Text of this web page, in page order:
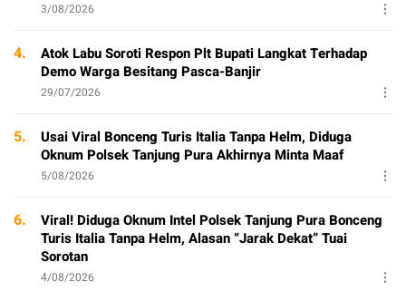
3/08/2026
4.
Atok Labu Soroti Respon Plt Bupati Langkat Terhadap
Demo Warga Besitang Pasca-Banjir
29/07/2026
5.
Usai Viral Bonceng Turis Italia Tanpa Helm, Diduga
Oknum Polsek Tanjung Pura Akhirnya Minta Maaf
5/08/2026
6.
Viral! Diduga Oknum Intel Polsek Tanjung Pura Bonceng
Turis Italia Tanpa Helm, Alasan “Jarak Dekat” Tuai
Sorotan
4/08/2026